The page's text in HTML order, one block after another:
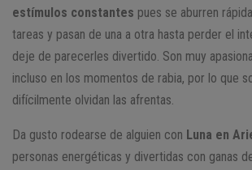
estímulos constantes pues se aburren
tareas y pasan de una a otra hasta perder el
deje de parecerles divertido. Son muy
incluso en los momentos de rabia, por lo que
difícilmente olvidan las afrentas.
Da gusto rodearse de alguien con Luna en
personas energéticas y divertidas con ganas